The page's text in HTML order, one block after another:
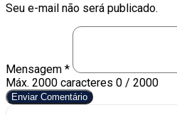
Seu e-mail não será publicado.
Mensagem *
Máx. 2000 caracteres 0 / 2000
Enviar Comentário